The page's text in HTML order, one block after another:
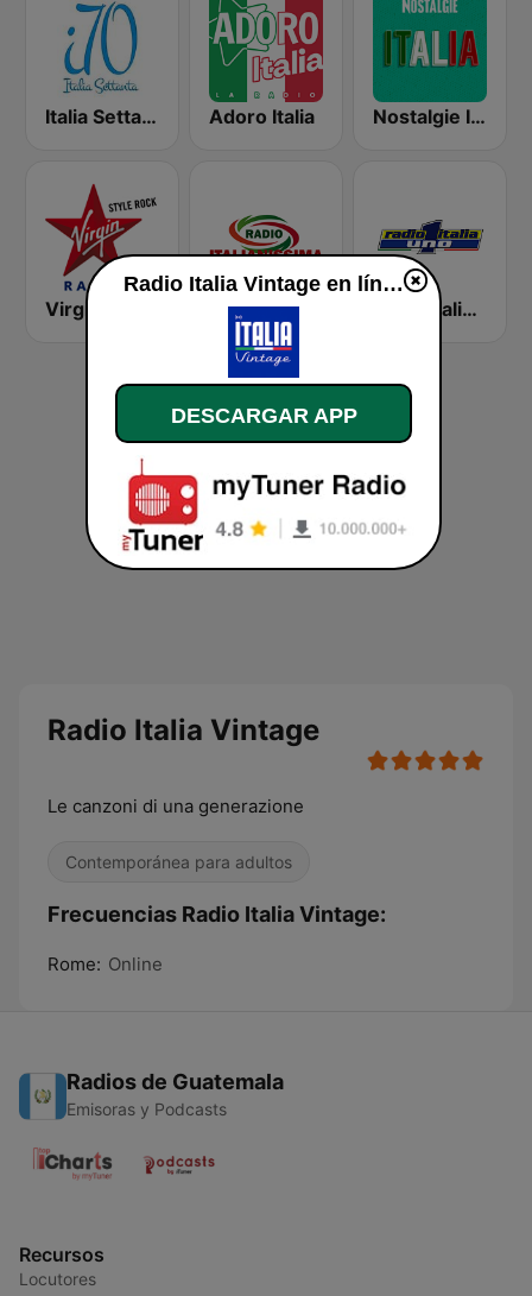
Italia Settanta - La musica italiana dei settanta Adoro Italia Nostalgie Italia
Virgin Radio Radio Italianissima Radio Italia Uno
Radio Italia Vintage
Le canzoni di una generazione
Contemporánea para adultos
Frecuencias Radio Italia Vintage:
Rome: Online
Radios de Guatemala
Emisoras y Podcasts
Recursos
Locutores
Radio Italia Vintage en línea
DESCARGAR APP